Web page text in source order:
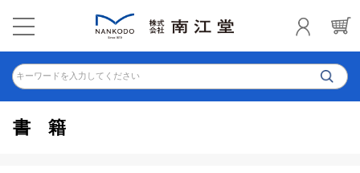
キーワードを入力してください
書籍